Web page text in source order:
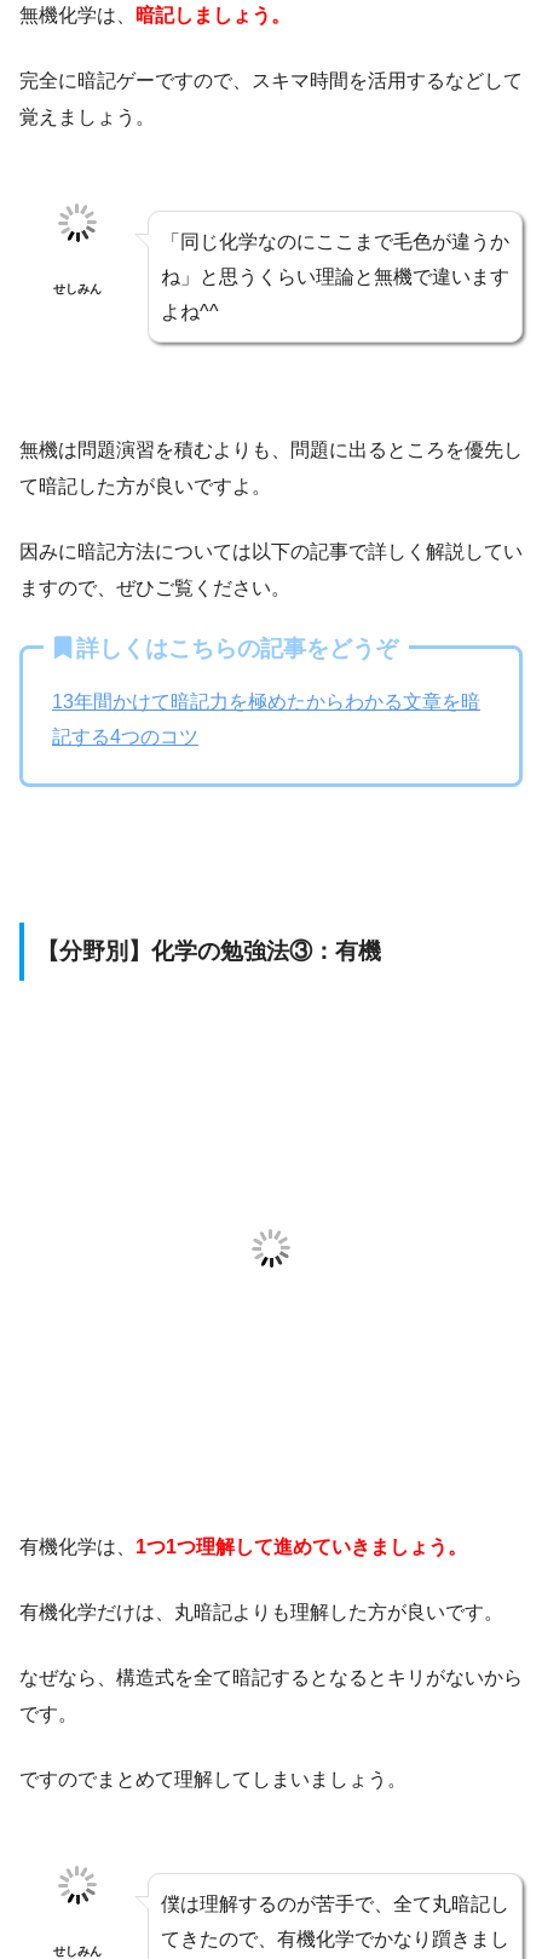
無機化学は、 暗記しましょう。
完全に暗記ゲーですので、スキマ時間を活用するなどして
覚えましょう。
せしみん
「同じ化学なのにここまで毛色が違うか
ね」と思うくらい理論と無機で違います
よね^^
無機は問題演習を積むよりも、問題に出るところを優先し
て暗記した方が良いですよ。
因みに暗記方法については以下の記事で詳しく解説してい
ますので、ぜひご覧ください。
詳しくはこちらの記事をどうぞ
13年間かけて暗記力を極めたからわかる文章を暗
記する4つのコツ
【分野別】化学の勉強法③：有機
有機化学は、 1つ1つ理解して進めていきましょう。
有機化学だけは、丸暗記よりも理解した方が良いです。
なぜなら、構造式を全て暗記するとなるとキリがないから
です。
ですのでまとめて理解してしまいましょう。
せしみん
僕は理解するのが苦手で、全て丸暗記し
てきたので、有機化学でかなり躓きまし